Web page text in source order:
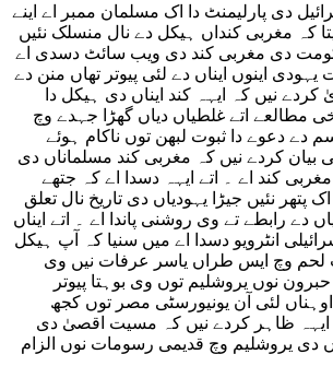
دی پارلیمنٹ دا اک مسلمان ممبر اے اینے
کہ مغربی کنداں ہیکل دے نال منسلک نئیں
دی مغربی کند دی ویب سائٹ دسدی اے
اینوں ایناں دے لئی پیوتر تھاں منن دے
کردے نیں کہ ایہہ کند ایناں دی ہیکل دا
مطالعے اتے غلطیاں دیاں گھڑا جہدے وچ
دے دعوے دا ثبوت لبھن توں ناکام ہوئے
بیان کردے نیں کہ مغربی کند مسلماناں دی
کند اے ۔ اتے ایہہ دسدا اے کہ جتھے
پتھر نئیں جیڑا یہودیاں دی تاریخ نال تعلق
دے رابطے تے وی روشنی پاندا اے ۔ اتے ایناں
انٹرویو دسدا اے میں سنیا کہ آپ ہیکل
لحم وچ ایس طراں یاسر عرفات نیں وی
حبرون نوں یروشلیم توں وی بوہتا پیوتر
لئی آن یونیورسٹی مصر توں کجھ
ایہہ ظاہر کردے نیں کہ مسیت اقصیٰ دی
دی یروشلیم وچ قدیمی رسومات نوں الزام